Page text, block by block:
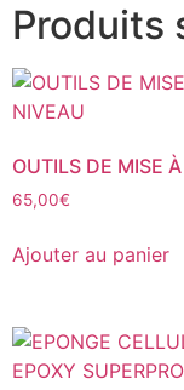
Produits
OUTILS DE MISE
65,00€
Ajouter au panier